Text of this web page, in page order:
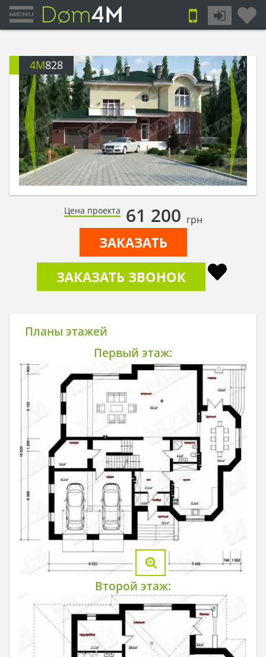
4M828
Цена проекта 61 200 грн
ЗАКАЗАТЬ
ЗАКАЗАТЬ ЗВОНОК
Планы этажей
Первый этаж:
Второй этаж: